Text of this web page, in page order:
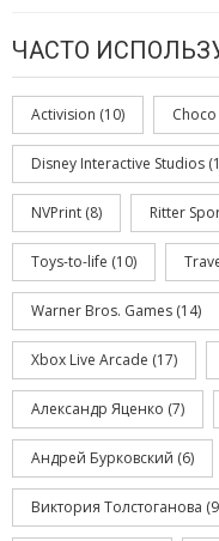
ЧАСТО
Activision (10) Choco
Disney Interactive Studios
NVPrint (8) Ritter
Toys-to-life (10)
Warner Bros. Games (14)
Xbox Live Arcade (17)
Александр Яценко (7)
Андрей Бурковский (6)
Виктория Толстоганова